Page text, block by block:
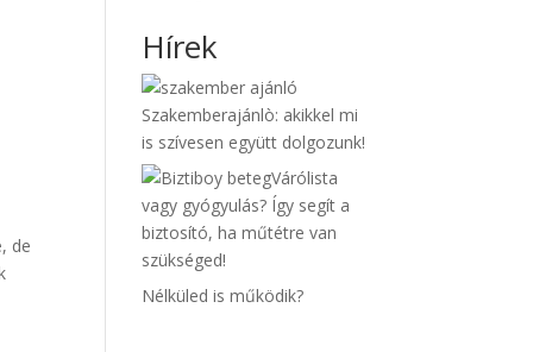
de
Hírek
Szakemberajánlò: akikkel mi
is szívesen együtt dolgozunk!
Várólista
vagy gyógyulás? Így segít a
biztosító, ha műtétre van
szükséged!
Nélküled is működik?